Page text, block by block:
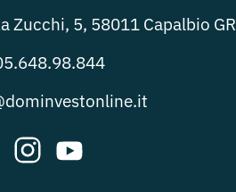
Zucchi, 5, 58011 Capalbio GR